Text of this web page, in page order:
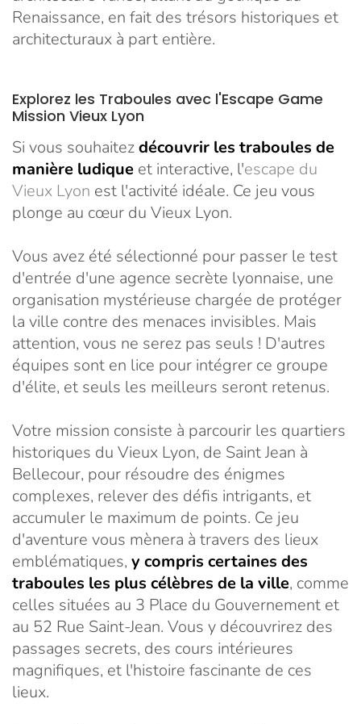
Renaissance, en fait des trésors historiques et
architecturaux à part entière.
Explorez les Traboules avec l'Escape Game
Mission Vieux Lyon
Si vous souhaitezdécouvrir les traboules de
manière ludique et interactive, l'escape du
Vieux Lyon est l'activité idéale. Ce jeu vous
plonge au cœur du Vieux Lyon.
Vous avez été sélectionné pour passer le test
d'entrée d'une agence secrète lyonnaise, une
organisation mystérieuse chargée de protéger
la ville contre des menaces invisibles. Mais
attention, vous ne serez pas seuls ! D'autres
équipes sont en lice pour intégrer ce groupe
d'élite, et seuls les meilleurs seront retenus.
Votre mission consiste à parcourir les quartiers
historiques du Vieux Lyon, de Saint Jean à
Bellecour, pour résoudre des énigmes
complexes, relever des défis intrigants, et
accumuler le maximum de points. Ce jeu
d'aventure vous mènera à travers des lieux
emblématiques, y compris certaines des
traboules les plus célèbres de la ville, comme
celles situées au 3 Place du Gouvernement et
au 52 Rue Saint-Jean. Vous y découvrirez des
passages secrets, des cours intérieures
magnifiques, et l'histoire fascinante de ces
lieux.